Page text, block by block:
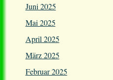
Juni 2025
Mai 2025
April 2025
März 2025
Februar 2025